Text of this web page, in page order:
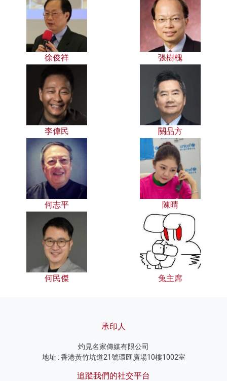
徐俊祥 張樹槐
李偉民 關品方
何志平 陳晴
何民傑 兔主席
承印人
灼見名家傳媒有限公司
地址 : 香港黃竹坑道21號環匯廣場10樓1002室
追蹤我們的社交平台